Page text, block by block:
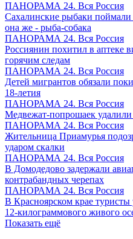
ПАНОРАМА 24. Вся Россия
Сахалинские рыбаки
она же - рыба-собака
ПАНОРАМА 24. Вся Россия
Россиянин похитил в аптеке
горячим следам
ПАНОРАМА 24. Вся Россия
Детей мигрантов обязали
18-летия
ПАНОРАМА 24. Вся Россия
Медвежат-попрошаек
ПАНОРАМА 24. Вся Россия
Жительница Приамурья
ударом скалки
ПАНОРАМА 24. Вся Россия
В Домодедово задержали
контрабандных черепах
ПАНОРАМА 24. Вся Россия
В Красноярском крае туристы
12-килограммового живого
Показать ещё